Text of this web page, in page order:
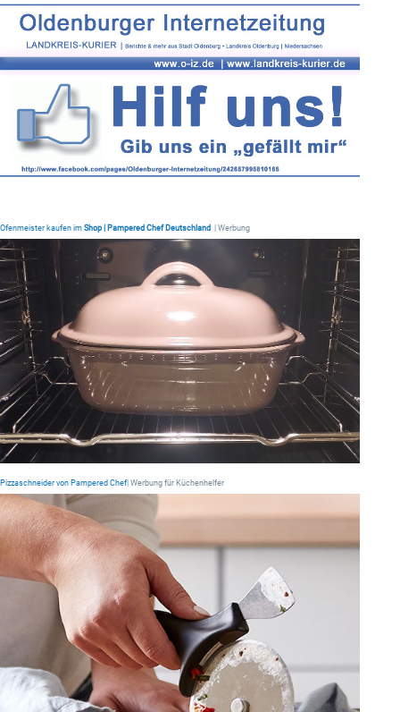
Ofenmeister kaufen im Shop | Pampered Chef Deutschland | Werbung
Pizzaschneider von Pampered Chef | Werbung für Küchenhelfer